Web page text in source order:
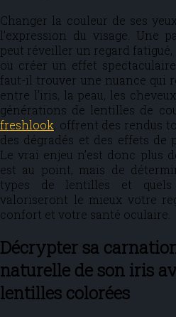
Changer la couleur de ses
l’expression du visage. Une
peut réveiller un regard
ou créer un effet
faut-il trouver une nuance qui
entre l’iris, la peau, les
générations de lentilles de
freshlook, offrent des rendus
des dégradés et des effets de
Le vrai enjeu n’est donc plus
est au point, mais de
types de lentilles et quels
valoriseront le mieux votre
confort et votre santé oculaire.
Décrypter sa
naturelle de son iris
lentilles colorées